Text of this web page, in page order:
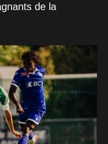
de la